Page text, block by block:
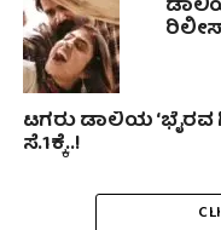
ಟಗರು ಡಾಲಿಯ ‘ಭೈರವ
ಸೆ.1ಕ್ಕೆ..!